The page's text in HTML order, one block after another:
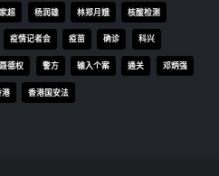
超 杨润雄 林郑月娥 核酸检测
疫情记者会 疫苗 确诊 科兴
聂德权 警方 输入个案 通关 邓炳强
港 香港国安法